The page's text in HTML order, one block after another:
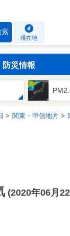
索
現在地
防災情報
関東・甲信地方
(2020年06月